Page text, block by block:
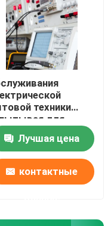
техники
для
визуального
прибора
Лучшая цена
контактные